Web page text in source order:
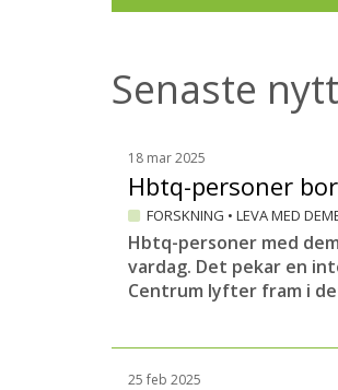
Senaste nytt
18 mar 2025
Hbtq-personer
FORSKNING • LEVA MED
Hbtq-personer med
vardag. Det pekar en
Centrum lyfter fram i
25 feb 2025